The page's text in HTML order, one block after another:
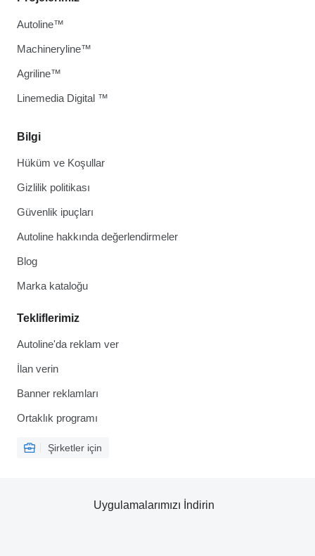
Bilgi
Hüküm ve Koşullar
Gizlilik politikası
Güvenlik ipuçları
Autoline hakkında değerlendirmeler
Blog
Marka kataloğu
Tekliflerimiz
Autoline'da reklam ver
İlan verin
Banner reklamları
Ortaklık programı
Şirketler için
Autoline™
Machineryline™
Agriline™
Linemedia Digital ™
Uygulamalarımızı İndirin